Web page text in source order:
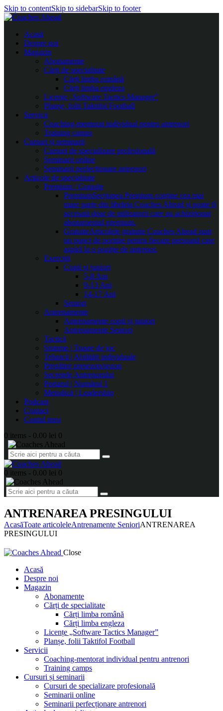
Skip to contentSkip to sidebarSkip to footer
Acasă
Despre noi
Magazin
Abonamente
Cărți de specialitate
Cărți limba română
Cărți limba engleza
Licențe „Software Tactics Manager”
Planșe, folii Taktifol Football
Servicii
Coaching-mentorat individual pentru antrenori
Training camps
Cursuri și seminarii
Cursuri de specializare profesională
Seminarii online
Seminarii perfecționare antrenori
Articole de specialitate
Premium / Gratuite
PremiumSecțiunea Premium conține cea mai
mare parte din librăria Coaches Ahead și poate fi
accesată doar de utilizatorii care au achiziționat
abonamentul premium.
GratuiteArticolele gratuite Coaches Ahead sunt
un punct de pornire pentru fiecare persoană care
aspiră la o poziție de antrenor.
Exerciții
Copii și juniori
5-8 Ani
9-13 Ani
14-17 Ani
Seniori
Antrenamente
Antrenamente copii și juniori
Antrenamente Seniori
Tactică
Sisteme | Trasee de joc
Tehnică | Abilități individuale
Pregătire presezon/sezon
Secretele Antrenorului
Portarul | Numărul 1
Metodică | Leadership
Podcast
Contact
Contul meu
0 items - 0.00 lei 0
0 items - 0.00 lei 0
ANTRENAREA PRESINGULUI
AcasăToate articoleleAntrenamente SenioriANTRENAREA
PRESINGULUI
Close
Acasă
Despre noi
Magazin
Abonamente
Cărți de specialitate
Cărți limba română
Cărți limba engleza
Licențe „Software Tactics Manager”
Planșe, folii Taktifol Football
Servicii
Coaching-mentorat individual pentru antrenori
Training camps
Cursuri și seminarii
Cursuri de specializare profesională
Seminarii online
Seminarii perfecționare antrenori